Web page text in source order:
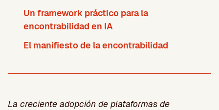
Un framework práctico para la
encontrabilidad en IA
El manifiesto de la encontrabilidad
La creciente adopción de plataformas de